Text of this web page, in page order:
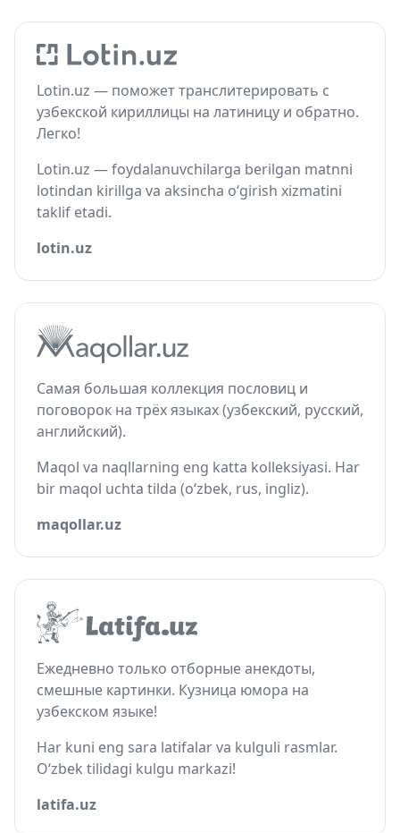
Lotin.uz — поможет транслитерировать с
узбекской кириллицы на латиницу и обратно.
Легко!
Lotin.uz — foydalanuvchilarga berilgan matnni
lotindan kirillga va aksincha o‘girish xizmatini
taklif etadi.
lotin.uz
Самая большая коллекция пословиц и
поговорок на трёх языках (узбекский, русский,
английский).
Maqol va naqllarning eng katta kolleksiyasi. Har
bir maqol uchta tilda (o‘zbek, rus, ingliz).
maqollar.uz
Ежедневно только отборные анекдоты,
смешные картинки. Кузница юмора на
узбекском языке!
Har kuni eng sara latifalar va kulguli rasmlar.
O‘zbek tilidagi kulgu markazi!
latifa.uz